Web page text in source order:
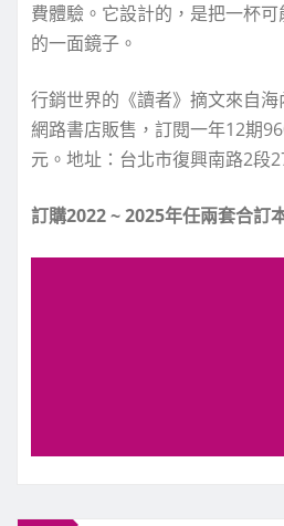
費體驗。它設計的，是把一杯
的一面鏡子。
行銷世界的《讀者》摘文來自
網路書店販售，訂閱一年12期
元。地址：台北市復興南路2段
訂購2022 ~ 2025年任兩套合訂